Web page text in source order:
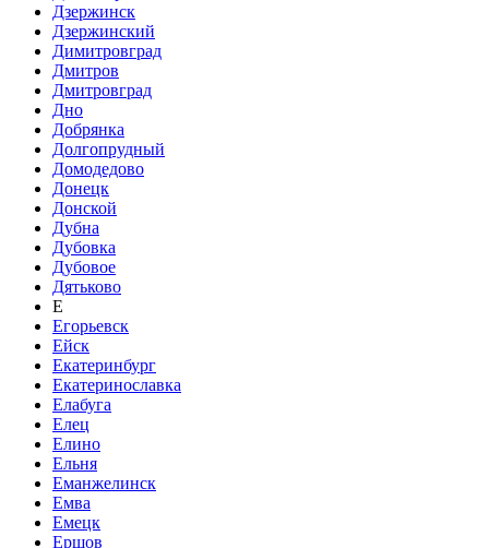
Дзержинск
Дзержинский
Димитровград
Дмитров
Дмитровград
Дно
Добрянка
Долгопрудный
Домодедово
Донецк
Донской
Дубна
Дубовка
Дубовое
Дятьково
Е
Егорьевск
Ейск
Екатеринбург
Екатеринославка
Елабуга
Елец
Елино
Ельня
Еманжелинск
Емва
Емецк
Ершов